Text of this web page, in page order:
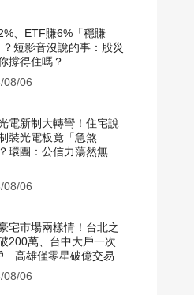
、ETF賺6%「穩賺
短影音沒說的事：股災
撐得住嗎？
08/06
電新制大轉彎！住宅說
裝光電板竟「急煞
環團：公信力蕩然無
08/06
宅市場兩樣情！台北之
200萬、台中大戶一次
高雄僅零星破億交易
08/06